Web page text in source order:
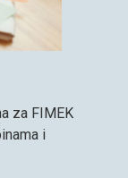
za FIMEK
i